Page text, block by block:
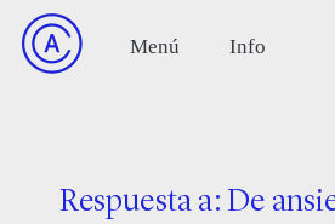
Respuesta a: De